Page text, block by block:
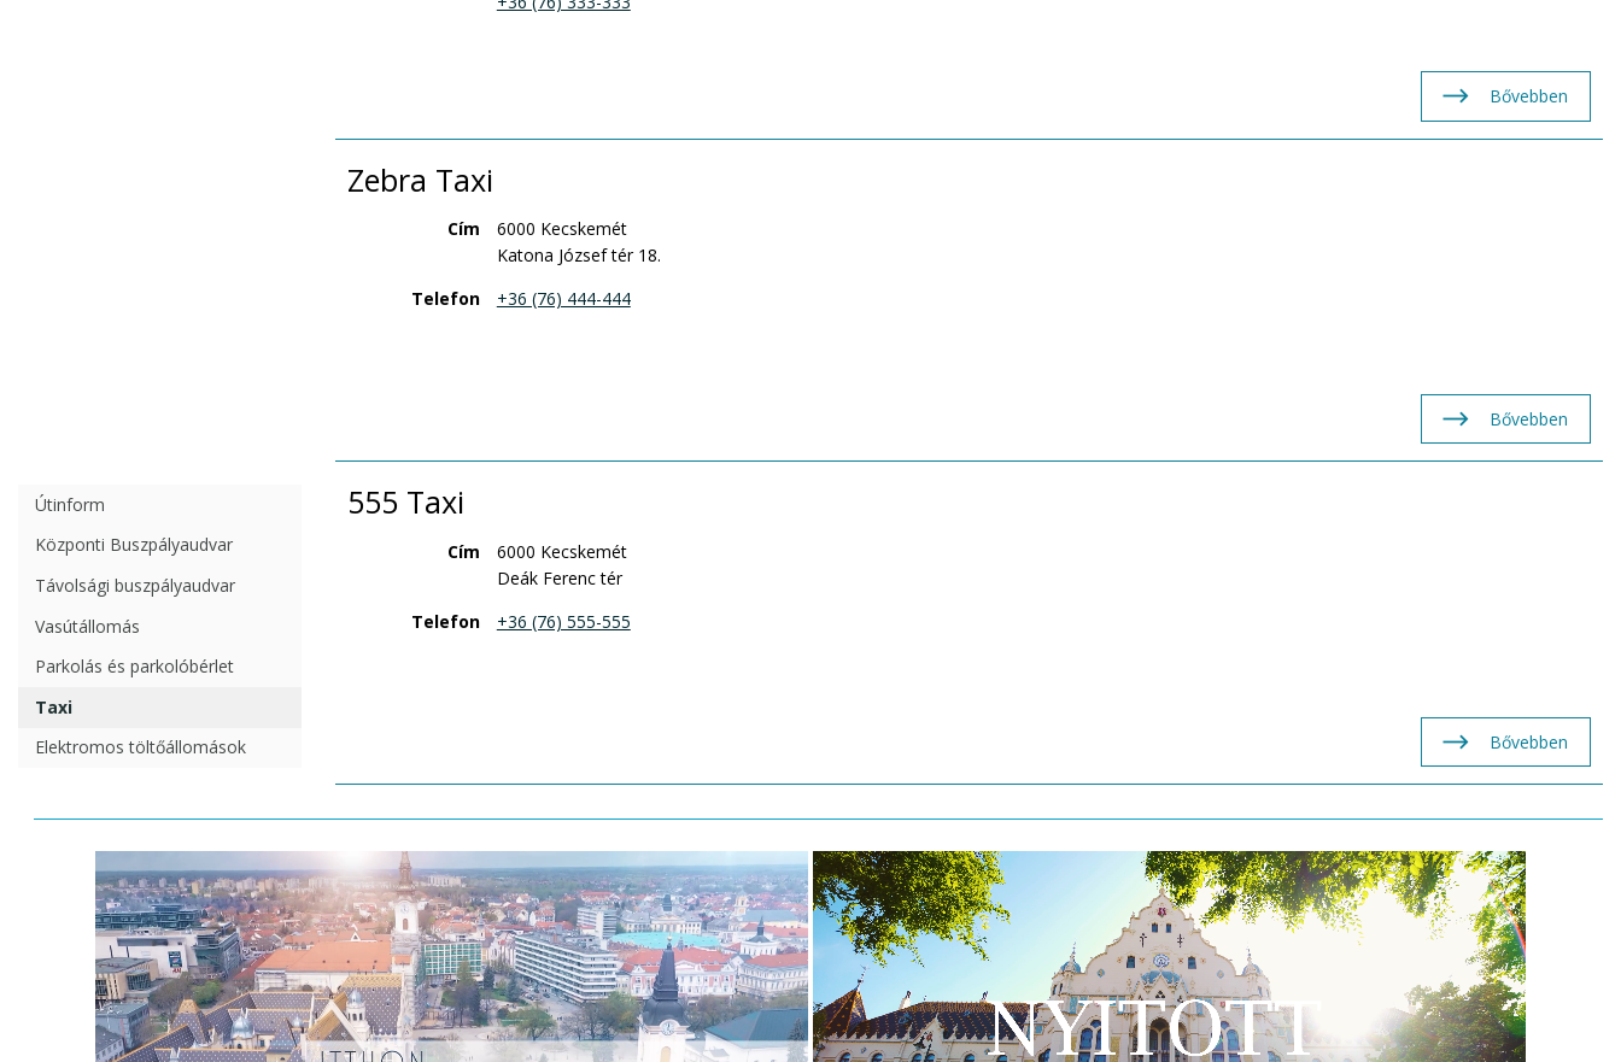
Útinform
Központi Buszpályaudvar
Távolsági buszpályaudvar
Vasútállomás
Parkolás és parkolóbérlet
Taxi
Elektromos töltőállomások
Bővebben
Zebra Taxi
Cím
6000 Kecskemét
Katona József tér 18.
Telefon
+36 (76) 444-444
Bővebben
555 Taxi
Cím
6000 Kecskemét
Deák Ferenc tér
Telefon
+36 (76) 555-555
Bővebben